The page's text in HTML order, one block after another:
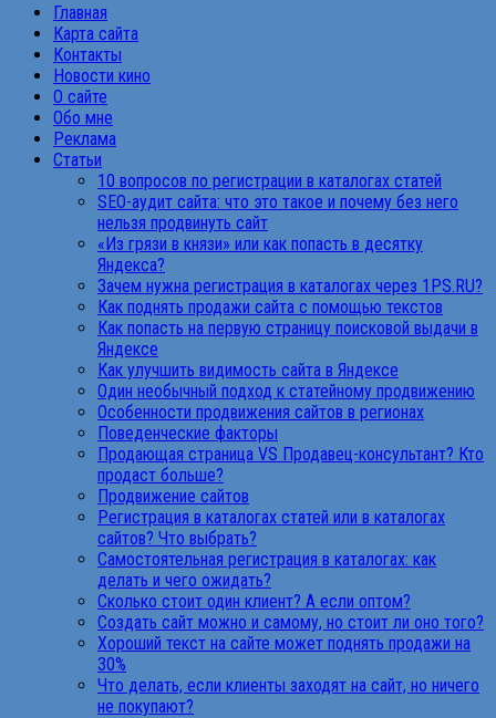
Главная
Карта сайта
Контакты
Новости кино
О сайте
Обо мне
Реклама
Статьи
10 вопросов по регистрации в каталогах статей
SEO-аудит сайта: что это такое и почему без него
нельзя продвинуть сайт
«Из грязи в князи» или как попасть в десятку
Яндекса?
Зачем нужна регистрация в каталогах через 1PS.RU?
Как поднять продажи сайта с помощью текстов
Как попасть на первую страницу поисковой выдачи в
Яндексе
Как улучшить видимость сайта в Яндексе
Один необычный подход к статейному продвижению
Особенности продвижения сайтов в регионах
Поведенческие факторы
Продающая страница VS Продавец-консультант? Кто
продаст больше?
Продвижение сайтов
Регистрация в каталогах статей или в каталогах
сайтов? Что выбрать?
Самостоятельная регистрация в каталогах: как
делать и чего ожидать?
Сколько стоит один клиент? А если оптом?
Создать сайт можно и самому, но стоит ли оно того?
Хороший текст на сайте может поднять продажи на
30%
Что делать, если клиенты заходят на сайт, но ничего
не покупают?